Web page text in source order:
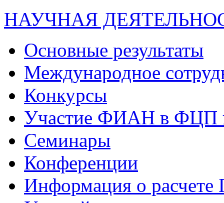
НАУЧНАЯ
Основные результаты
Международное
Конкурсы
Участие ФИАН в ФЦП
Семинары
Конференции
Информация о